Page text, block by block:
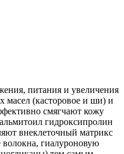
питания и увеличения
масел (касторовое и ши) и
смягчают кожу
гидроксипролин
внеклеточный матрикс
гиалуроновую